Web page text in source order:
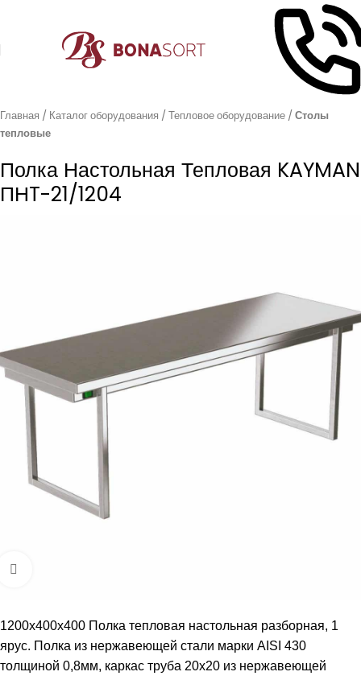
Главная Каталог оборудования Тепловое оборудование
Столы
тепловые
Полка Настольная Тепловая KAYMAN
ПНT-21/1204
1200х400х400 Полка тепловая настольная разборная, 1
ярус. Полка из нержавеющей стали марки AISI 430
толщиной 0,8мм, каркас труба 20х20 из нержавеющей